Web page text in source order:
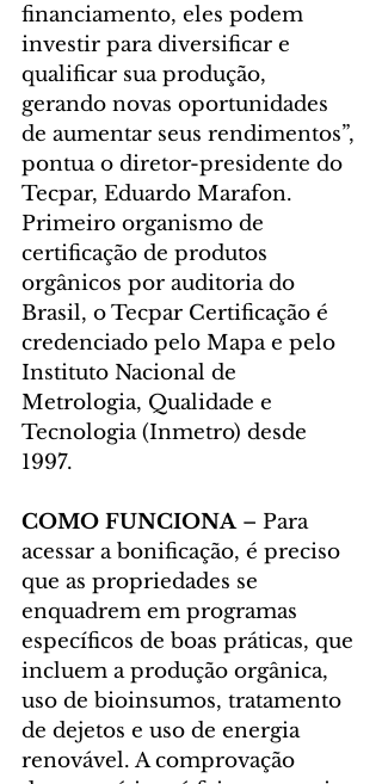
financiamento, eles podem
investir para diversificar e
qualificar sua produção,
gerando novas oportunidades
de aumentar seus rendimentos”,
pontua o diretor-presidente do
Tecpar, Eduardo Marafon.
Primeiro organismo de
certificação de produtos
orgânicos por auditoria do
Brasil, o Tecpar Certificação é
credenciado pelo Mapa e pelo
Instituto Nacional de
Metrologia, Qualidade e
Tecnologia (Inmetro) desde
1997.
COMO FUNCIONA – Para
acessar a bonificação, é preciso
que as propriedades se
enquadrem em programas
específicos de boas práticas, que
incluem a produção orgânica,
uso de bioinsumos, tratamento
de dejetos e uso de energia
renovável. A comprovação